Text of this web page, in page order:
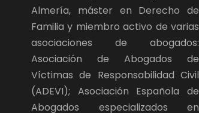
Almería, máster en Derecho de
Familia y miembro activo de varias
asociaciones de abogados:
Asociación de Abogados de
Víctimas de Responsabilidad Civil
(ADEVI); Asociación Española de
Abogados especializados en